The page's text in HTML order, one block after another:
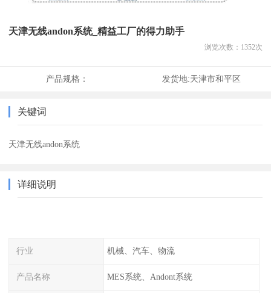
天津无线andon系统_精益工厂的得力助手
浏览次数： 1352次
产品规格： 发货地:天津市和平区
关键词
天津无线andon系统
详细说明
行业 机械、汽车、物流
产品名称 MES系统、Andont系统